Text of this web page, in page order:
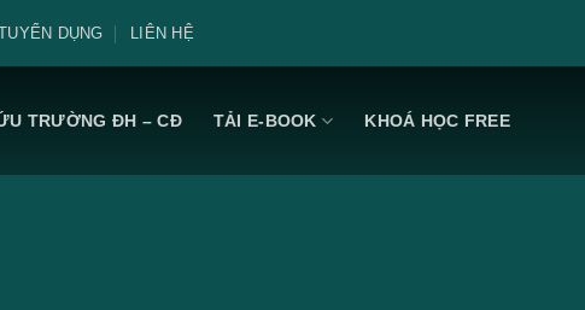
DỤNG LIÊN HỆ
TRƯỜNG ĐH – CĐ TẢI E-BOOK KHOÁ HỌC FREE